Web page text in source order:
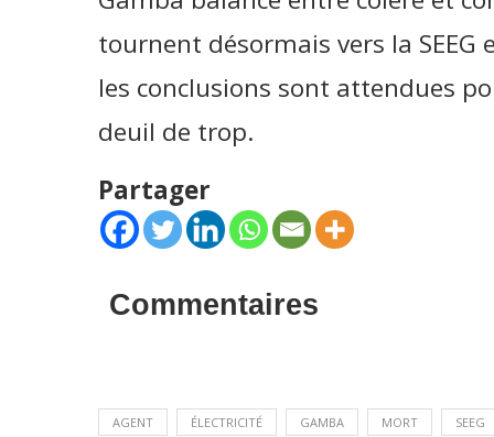
tournent désormais vers la
les conclusions sont attendues
deuil de trop.
Partager
Commentaires
AGENT ÉLECTRICITÉ GAMBA MORT SEEG